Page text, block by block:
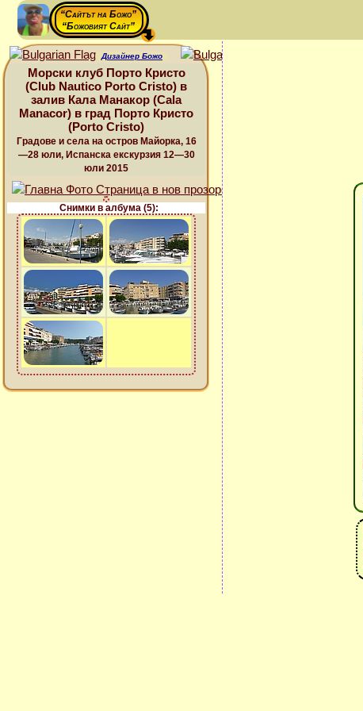
“Сайтът на Божо”
“Божовият Сайт”
Дизайнер Божо
Морски клуб Порто Кристо
(Club Nautico Porto Cristo) в
залив Кала Манакор (Cala
Manacor) в град Порто Кристо
(Porto Cristo)
Градове и села на остров Майорка, 16
—28 юли, Испанска екскурзия 12—30
юли 2015
Снимки в албума (5):